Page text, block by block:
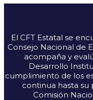
El CFT Estatal se
Consejo Nacional de
acompaña y
Desarrollo
cumplimiento de los
continua hasta
Comisión